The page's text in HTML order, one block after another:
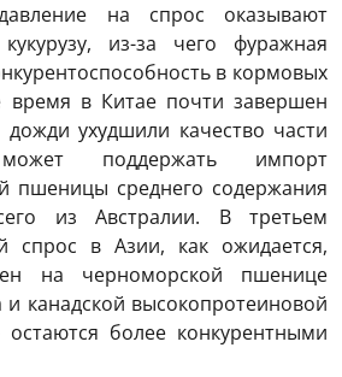
на спрос оказывают
из-за чего фуражная
в кормовых
в Китае почти завершен
ухудшили качество части
поддержать импорт
пшеницы среднего содержания
из Австралии. В третьем
спрос в Азии, как ожидается,
на черноморской пшенице
и канадской высокопротеиновой
более конкурентными